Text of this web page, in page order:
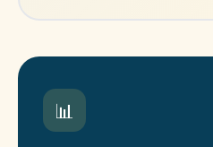
📊